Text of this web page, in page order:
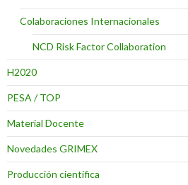
Colaboraciones Internacionales
NCD Risk Factor Collaboration
H2020
PESA / TOP
Material Docente
Novedades GRIMEX
Producción científica